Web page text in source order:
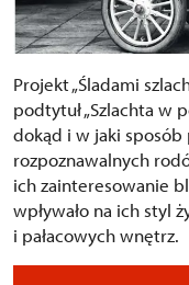
Projekt „Śladami
podtytuł „Szlachta w
dokąd i w jaki
rozpoznawalnych
ich zainteresowanie
wpływało na ich styl
i pałacowych wnętrz.